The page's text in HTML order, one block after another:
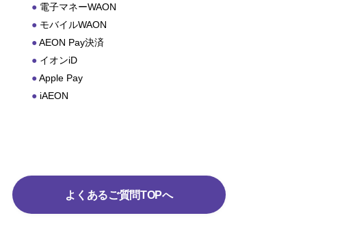
電子マネーWAON
モバイルWAON
AEON Pay決済
イオンiD
Apple Pay
iAEON
よくあるご質問TOPへ